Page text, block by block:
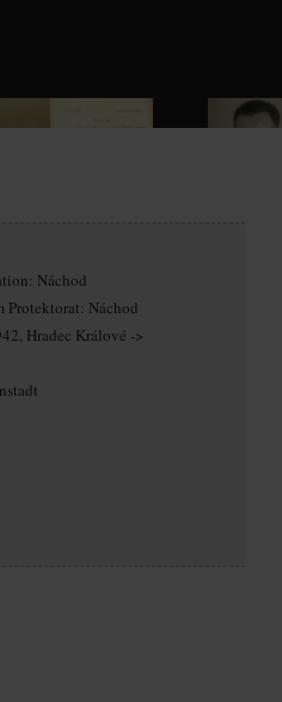
Náchod
Protektorat: Náchod
Hradec Králové ->